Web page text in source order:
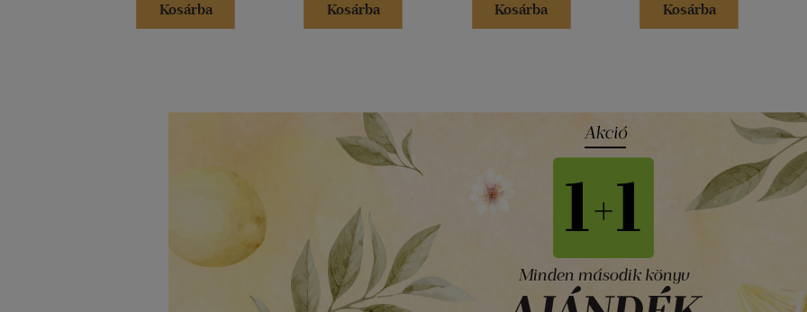
Kosárba
Kosárba
Kosárba
Kosárba